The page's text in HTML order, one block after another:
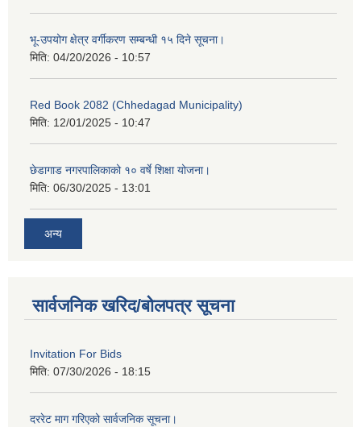
भू-उपयोग क्षेत्र वर्गीकरण सम्बन्धी १५ दिने सूचना।
मिति: 04/20/2026 - 10:57
Red Book 2082 (Chhedagad Municipality)
मिति: 12/01/2025 - 10:47
छेडागाड नगरपालिकाको १० वर्षे शिक्षा योजना।
मिति: 06/30/2025 - 13:01
अन्य
सार्वजनिक खरिद/बोलपत्र सूचना
Invitation For Bids
मिति: 07/30/2026 - 18:15
दररेट माग गरिएको सार्वजनिक सूचना।